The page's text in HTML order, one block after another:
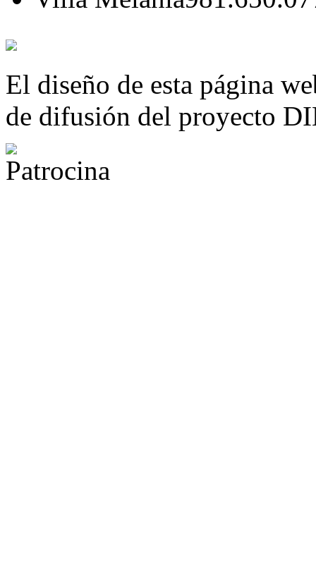
El diseño de esta página
de difusión del proyecto